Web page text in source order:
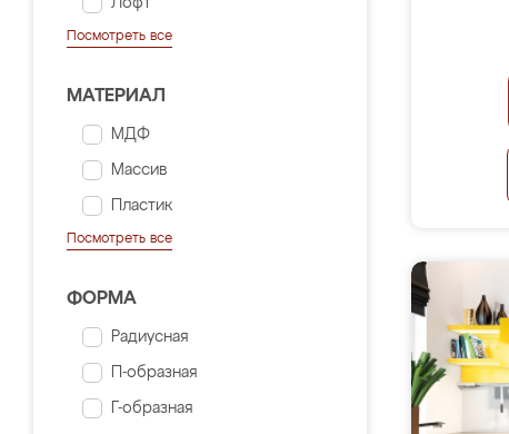
Лофт
Посмотреть все
МАТЕРИАЛ
МДФ
Массив
Пластик
Посмотреть все
ФОРМА
Радиусная
П-образная
Г-образная